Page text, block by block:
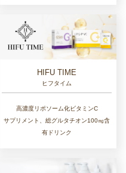
HIFU TIME
ヒフタイム
高濃度リポソーム化ビタミンC
サプリメント、総グルタチオン100㎎含
有ドリンク